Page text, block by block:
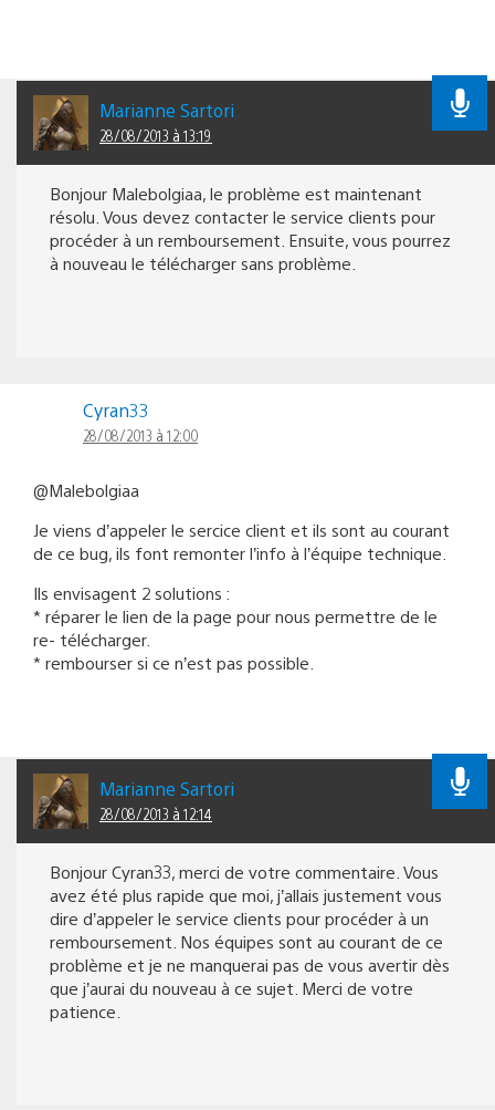
Marianne Sartori
28/08/2013 à 13:19
Bonjour Malebolgiaa, le problème est maintenant
résolu. Vous devez contacter le service clients pour
procéder à un remboursement. Ensuite, vous pourrez
à nouveau le télécharger sans problème.
Cyran33
28/08/2013 à 12:00
@Malebolgiaa
Je viens d’appeler le sercice client et ils sont au courant
de ce bug, ils font remonter l’info à l’équipe technique.
Ils envisagent 2 solutions :
* réparer le lien de la page pour nous permettre de le
re- télécharger.
* rembourser si ce n’est pas possible.
Marianne Sartori
28/08/2013 à 12:14
Bonjour Cyran33, merci de votre commentaire. Vous
avez été plus rapide que moi, j’allais justement vous
dire d’appeler le service clients pour procéder à un
remboursement. Nos équipes sont au courant de ce
problème et je ne manquerai pas de vous avertir dès
que j’aurai du nouveau à ce sujet. Merci de votre
patience.